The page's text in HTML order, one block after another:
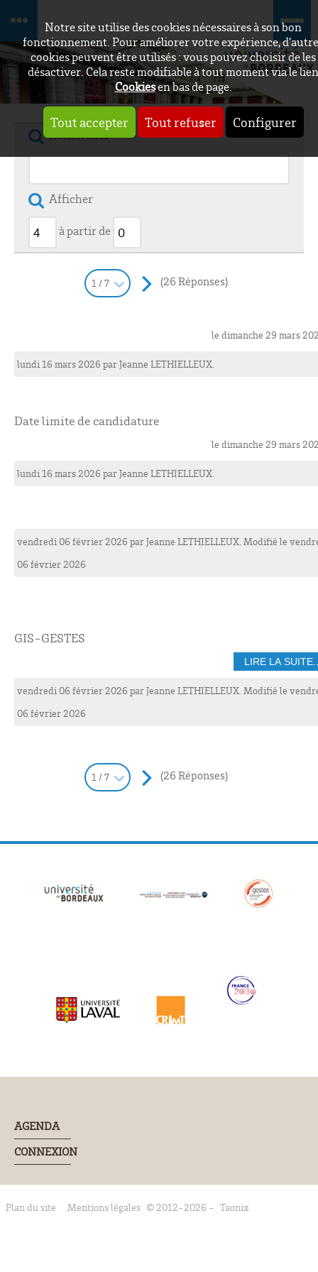
Notre site utilise des cookies nécessaires à son bon
fonctionnement. Pour améliorer votre expérience,
cookies peuvent être utilisés : vous pouvez choisir de les
désactiver. Cela reste modifiable à tout moment via le lien
Cookiesen bas de page.
Tout accepter Tout refuser Configurer
Rechercher
Afficher
à partir de
1 / 7 (26 Réponses)
le dimanche 29 mars
lundi 16 mars 2026 parJeanne LETHIELLEUX.
Date limite de candidature
le dimanche 29 mars
lundi 16 mars 2026 parJeanne LETHIELLEUX.
vendredi 06 février 2026 parJeanne LETHIELLEUX. Modifié le
06 février 2026
GIS-GESTES
LIRE LA
vendredi 06 février 2026 parJeanne LETHIELLEUX. Modifié le
06 février 2026
1 / 7 (26 Réponses)
AGENDA
CONNEXION
Plan du site Mentions légales © 2012-2026 - Taonix